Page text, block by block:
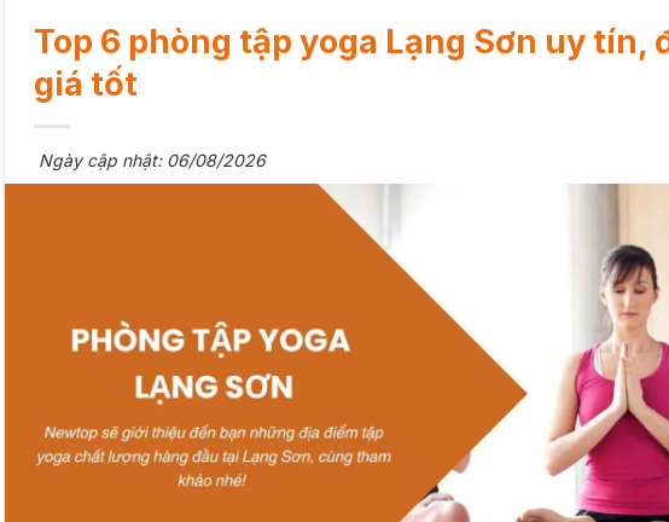
Top 6 phòng tập yoga Lạng Sơn uy tín,
giá tốt
Ngày cập nhật: 06/08/2026